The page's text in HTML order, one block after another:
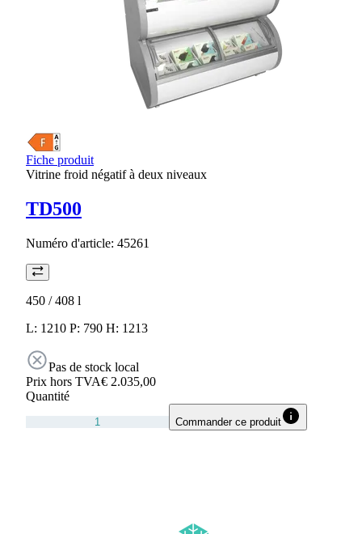
Fiche produit
Vitrine froid négatif à deux niveaux
TD500
Numéro d'article: 45261
450 / 408 l
L: 1210 P: 790 H: 1213
Pas de stock local
Prix hors TVA€ 2.035,00
Quantité
Commander ce produit